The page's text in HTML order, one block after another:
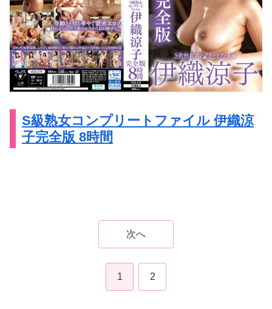
S級熟女コンプリートファイル 伊織涼
子完全版 8時間
次へ
1 2